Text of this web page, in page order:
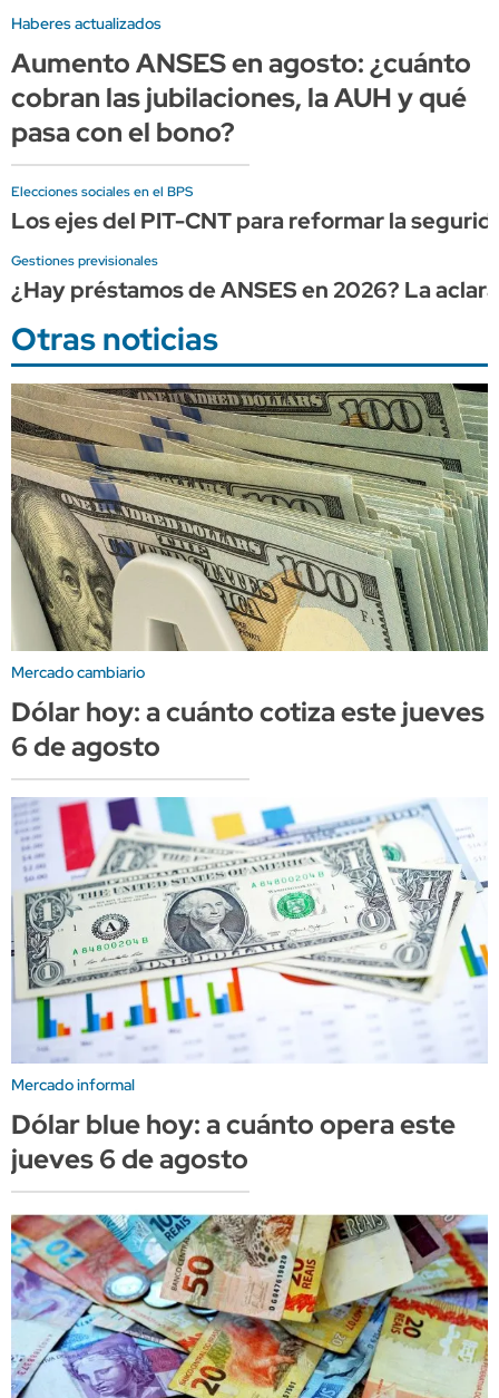
Haberes actualizados
Aumento ANSES en agosto: ¿cuánto
cobran las jubilaciones, la AUH y qué
pasa con el bono?
Elecciones sociales en el BPS
Los ejes del PIT-CNT para reformar la
Gestiones previsionales
¿Hay préstamos de ANSES en 2026? La
Otras noticias
Mercado cambiario
Dólar hoy: a cuánto cotiza este jueves
6 de agosto
Mercado informal
Dólar blue hoy: a cuánto opera este
jueves 6 de agosto